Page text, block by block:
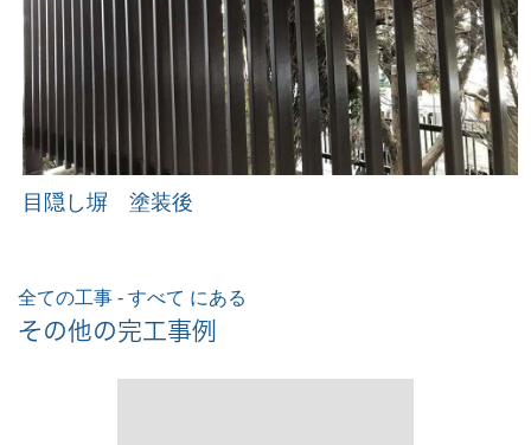
目隠し塀 塗装後
全ての工事 - すべて にある
その他の完工事例